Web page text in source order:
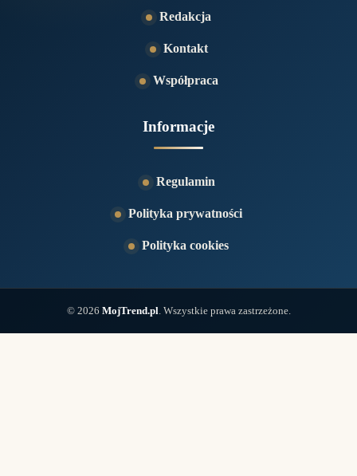
Redakcja
Kontakt
Współpraca
Informacje
Regulamin
Polityka prywatności
Polityka cookies
© 2026 MojTrend.pl . Wszystkie prawa zastrzeżone.